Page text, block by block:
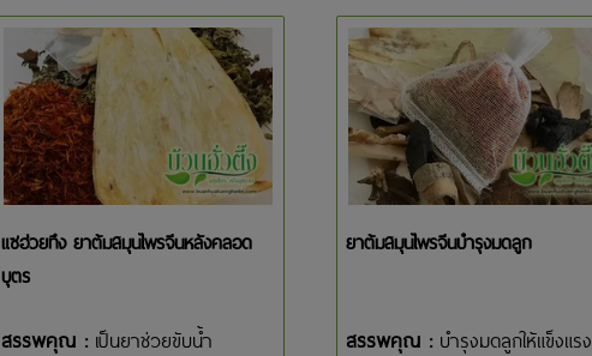
แซฮ่วยทึง ยาต้มสมุนไพรจีนหลังคลอด
บุตร
สรรพคุณ : เป็นยาช่วยขับน้ำ
ยาต้มสมุนไพรจีนบำรุงมดลูก
สรรพคุณ : บำรุงมดลูกให้แข็งแรง